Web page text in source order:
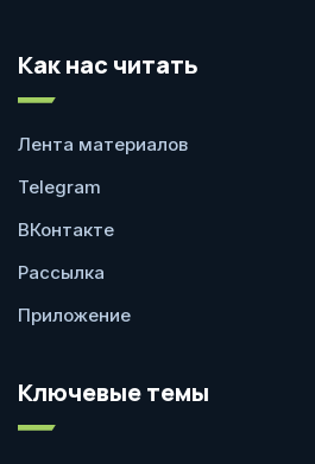
Как нас читать
Лента материалов
Telegram
ВКонтакте
Рассылка
Приложение
Ключевые темы